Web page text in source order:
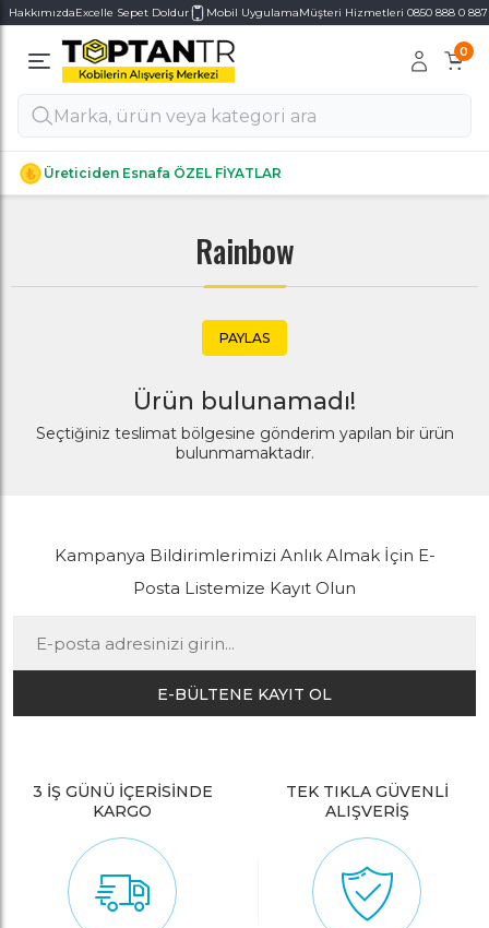
HakkımızdaExcelle Sepet Doldur Mobil UygulamaMüşteri Hizmetleri 0850 888 0 887
0
Üreticiden Esnafa ÖZEL FİYATLAR
Alt Kategoriler
Alt Kategoriler
Rainbow
PAYLAS
Ürün bulunamadı!
Seçtiğiniz teslimat bölgesine gönderim yapılan bir ürün
bulunmamaktadır.
Kampanya Bildirimlerimizi Anlık Almak İçin E-
Posta Listemize Kayıt Olun
E-BÜLTENE KAYIT OL
3 İŞ GÜNÜ İÇERİSİNDE
KARGO
TEK TIKLA GÜVENLİ
ALIŞVERİŞ